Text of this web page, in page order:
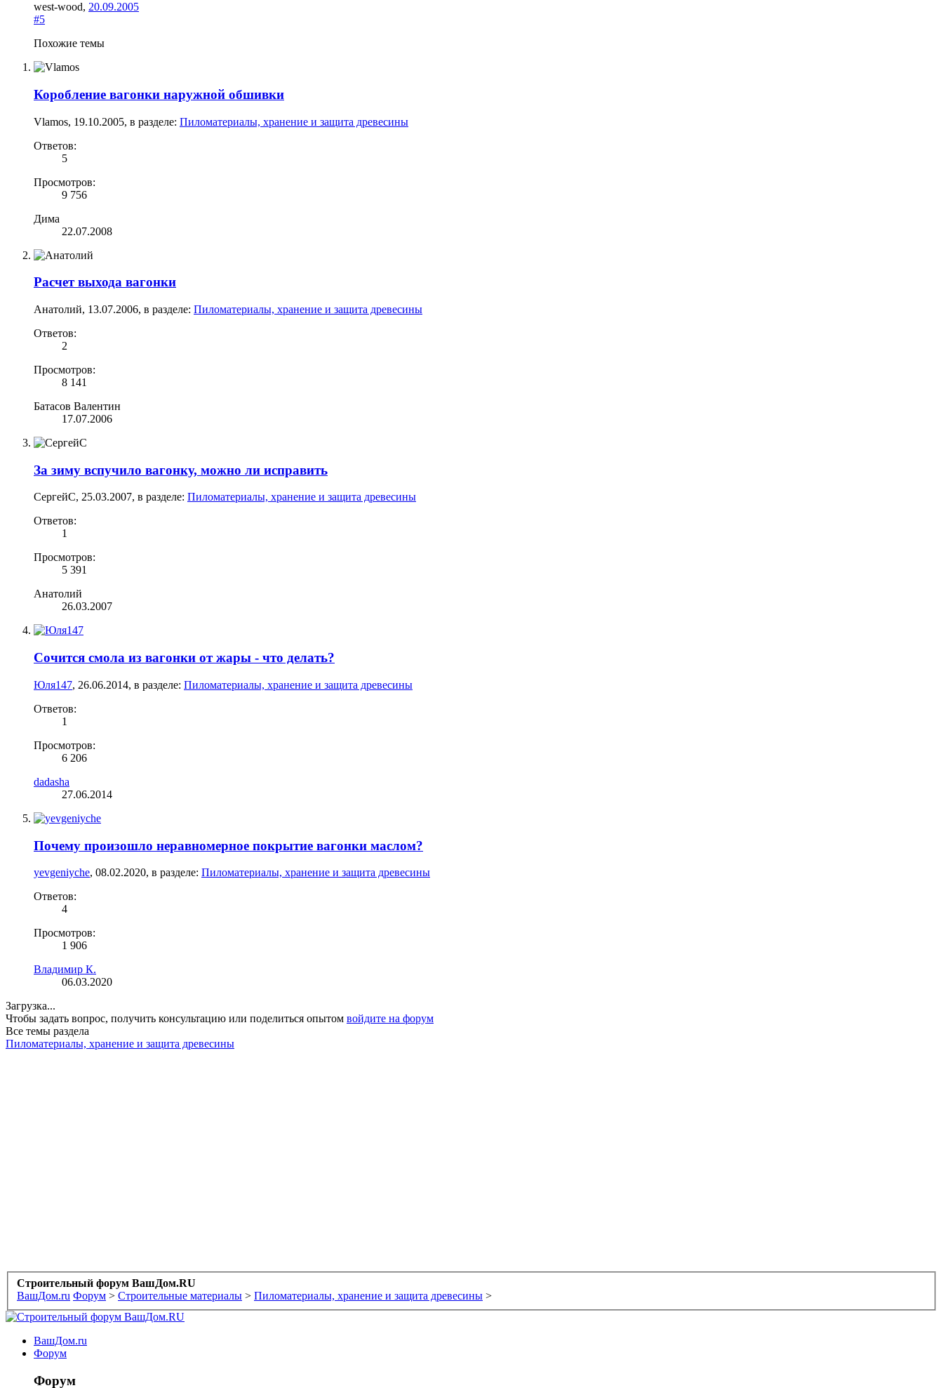
west-wood, 20.09.2005
#5
Похожие темы
Коробление вагонки наружной обшивки
Vlamos, 19.10.2005, в разделе: Пиломатериалы, хранение и защита древесины
Ответов:
5
Просмотров:
9 756
Дима
22.07.2008
Расчет выхода вагонки
Анатолий, 13.07.2006, в разделе: Пиломатериалы, хранение и защита древесины
Ответов:
2
Просмотров:
8 141
Батасов Валентин
17.07.2006
За зиму вспучило вагонку, можно ли исправить
СергейС, 25.03.2007, в разделе: Пиломатериалы, хранение и защита древесины
Ответов:
1
Просмотров:
5 391
Анатолий
26.03.2007
Сочится смола из вагонки от жары - что делать?
Юля147, 26.06.2014, в разделе: Пиломатериалы, хранение и защита древесины
Ответов:
1
Просмотров:
6 206
dadasha
27.06.2014
Почему произошло неравномерное покрытие вагонки маслом?
yevgeniyche, 08.02.2020, в разделе: Пиломатериалы, хранение и защита древесины
Ответов:
4
Просмотров:
1 906
Владимир К.
06.03.2020
Загрузка...
Чтобы задать вопрос, получить консультацию или поделиться опытом войдите на форум
Все темы раздела
Пиломатериалы, хранение и защита древесины
Строительный форум ВашДом.RU
ВашДом.ru Форум > Строительные материалы > Пиломатериалы, хранение и защита древесины >
ВашДом.ru
Форум
Форум